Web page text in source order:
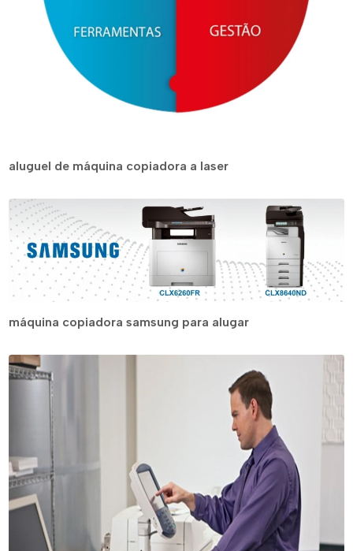
aluguel de máquina copiadora a laser
máquina copiadora samsung para alugar